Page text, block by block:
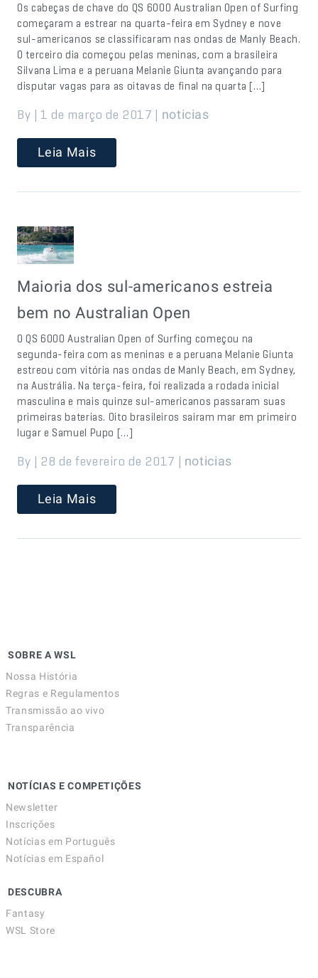
Os cabeças de chave do QS 6000 Australian Open of Surfing
começaram a estrear na quarta-feira em Sydney e nove
sul-americanos se classificaram nas ondas de Manly Beach.
O terceiro dia começou pelas meninas, com a brasileira
Silvana Lima e a peruana Melanie Giunta avançando para
disputar vagas para as oitavas de final na quarta […]
By | 1 de março de 2017 | noticias
Leia Mais
Maioria dos sul-americanos estreia
bem no Australian Open
O QS 6000 Australian Open of Surfing começou na
segunda-feira com as meninas e a peruana Melanie Giunta
estreou com vitória nas ondas de Manly Beach, em Sydney,
na Austrália. Na terça-feira, foi realizada a rodada inicial
masculina e mais quinze sul-americanos passaram suas
primeiras baterias. Oito brasileiros sairam mar em primeiro
lugar e Samuel Pupo […]
By | 28 de fevereiro de 2017 | noticias
Leia Mais
SOBRE A WSL
Nossa História
Regras e Regulamentos
Transmissão ao vivo
Transparência
NOTÍCIAS E COMPETIÇÕES
Newsletter
Inscrições
Notícias em Português
Notícias em Español
DESCUBRA
Fantasy
WSL Store